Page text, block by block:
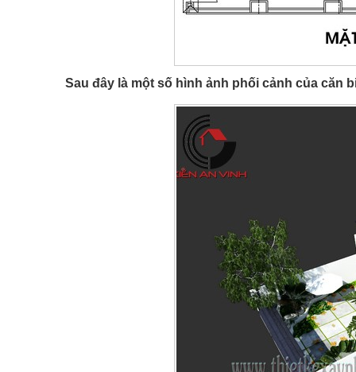
Sau đây là một số hình ảnh phối cảnh của căn